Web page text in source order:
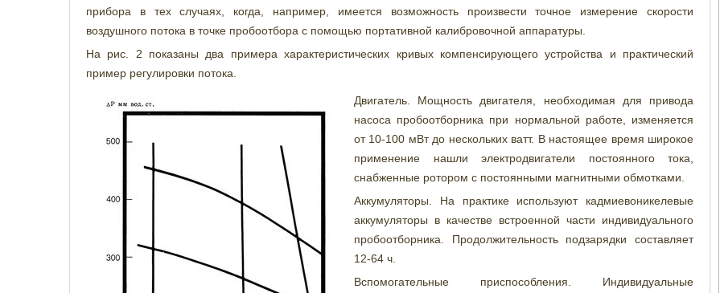
прибора в тех случаях, когда, например, имеется возможность произвести точное измерение скорости
воздушного потока в точке пробоотбора с помощью портативной калибровочной аппаратуры.
На рис. 2 показаны два примера характеристических кривых компенсирующего устройства и практический
пример регулировки потока.
Двигатель. Мощность двигателя, необходимая для привода
насоса пробоотборника при нормальной работе, изменяется
от 10-100 мВт до нескольких ватт. В настоящее время широкое
применение нашли электродвигатели постоянного тока,
снабженные ротором с постоянными магнитными обмотками.
Аккумуляторы. На практике используют кадмиевоникелевые
аккумуляторы в качестве встроенной части индивидуального
пробоотборника. Продолжительность подзарядки составляет
12-64 ч.
Вспомогательные приспособления. Индивидуальные